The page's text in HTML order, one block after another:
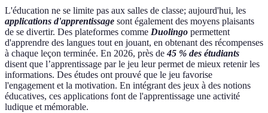
L'éducation ne se limite pas aux salles de classe; aujourd'hui, les
applications d'apprentissage sont également des moyens plaisants
de se divertir. Des plateformes comme Duolingo permettent
d'apprendre des langues tout en jouant, en obtenant des récompenses
à chaque leçon terminée. En 2026, près de 45 % des étudiants
disent que l’apprentissage par le jeu leur permet de mieux retenir les
informations. Des études ont prouvé que le jeu favorise
l'engagement et la motivation. En intégrant des jeux à des notions
éducatives, ces applications font de l'apprentissage une activité
ludique et mémorable.